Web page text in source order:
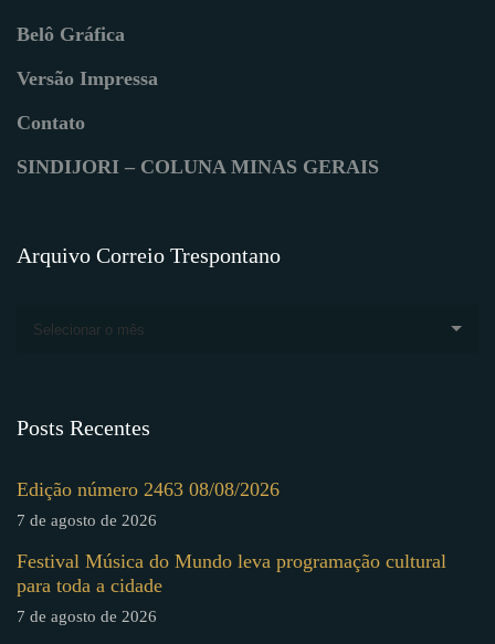
Belô Gráfica
Versão Impressa
Contato
SINDIJORI – COLUNA MINAS GERAIS
Arquivo Correio Trespontano
Selecionar o mês
Posts Recentes
Edição número 2463 08/08/2026
7 de agosto de 2026
Festival Música do Mundo leva programação cultural
para toda a cidade
7 de agosto de 2026